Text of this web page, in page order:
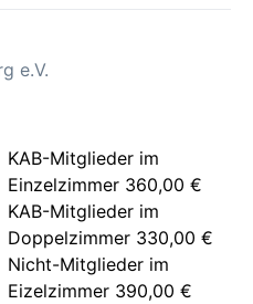
e.V.
KAB-Mitglieder im
Einzelzimmer 360,00 €
KAB-Mitglieder im
Doppelzimmer 330,00 €
Nicht-Mitglieder im
Eizelzimmer 390,00 €